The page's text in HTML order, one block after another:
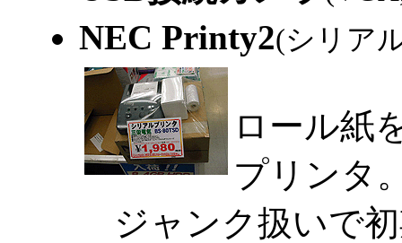
NEC Printy2(シリア
ロール紙
プリンタ
ジャンク扱いで